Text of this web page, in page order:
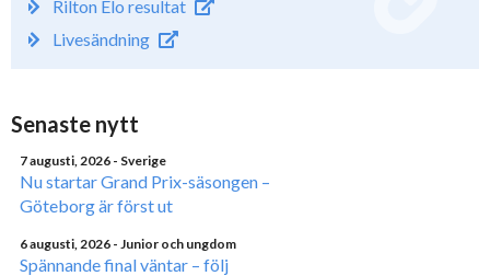
Rilton Elo resultat
Livesändning
Senaste nytt
7 augusti, 2026 - Sverige
Nu startar Grand Prix-säsongen –
Göteborg är först ut
6 augusti, 2026 - Junior och ungdom
Spännande final väntar – följ